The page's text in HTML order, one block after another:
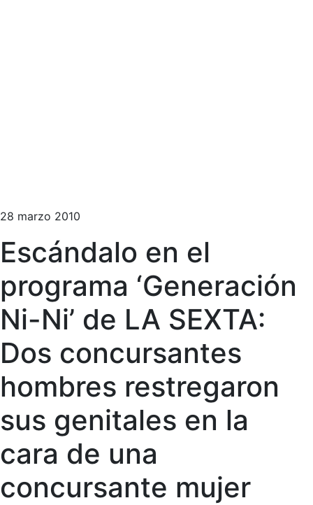
28 marzo 2010
Escándalo en el
programa ‘Generación
Ni-Ni’ de LA SEXTA:
Dos concursantes
hombres restregaron
sus genitales en la
cara de una
concursante mujer